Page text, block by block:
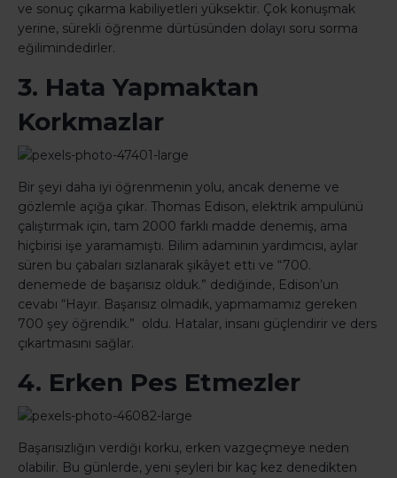
ve sonuç çıkarma kabiliyetleri yüksektir. Çok konuşmak
yerine, sürekli öğrenme dürtüsünden dolayı soru sorma
eğilimindedirler.
3. Hata Yapmaktan
Korkmazlar
Bir şeyi daha iyi öğrenmenin yolu, ancak deneme ve
gözlemle açığa çıkar. Thomas Edison, elektrik ampulünü
çalıştırmak için, tam 2000 farklı madde denemiş, ama
hiçbirisi işe yaramamıştı. Bilim adamının yardımcısı, aylar
süren bu çabaları sızlanarak şikâyet etti ve “700.
denemede de başarısız olduk.” dediğinde, Edison’un
cevabı “Hayır. Başarısız olmadık, yapmamamız gereken
700 şey öğrendik.” oldu. Hatalar, insanı güçlendirir ve ders
çıkartmasını sağlar.
4. Erken Pes Etmezler
Başarısızlığın verdiği korku, erken vazgeçmeye neden
olabilir. Bu günlerde, yeni şeyleri bir kaç kez denedikten